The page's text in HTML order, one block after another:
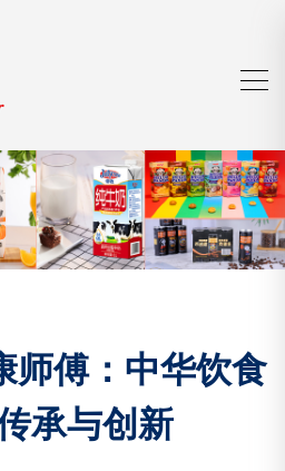
师傅：中华饮食
承与创新